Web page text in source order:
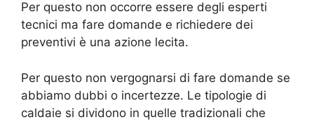
Per questo non occorre essere degli esperti
tecnici ma fare domande e richiedere dei
preventivi è una azione lecita.
Per questo non vergognarsi di fare domande se
abbiamo dubbi o incertezze. Le tipologie di
caldaie si dividono in quelle tradizionali che